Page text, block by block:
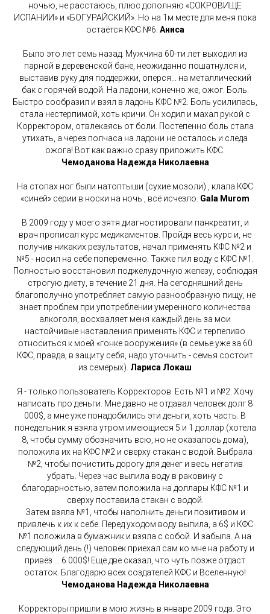
ночью, не расстаюсь, плюс дополняю «СОКРОВИЩЕ
ИСПАНИИ» и «БОГУРАЙСКИЙ». Но на 1м месте для меня пока
остаётся КФС №6. Аниса
Было это лет семь назад. Мужчина 60-ти лет выходил из
парной в деревенской бане, неожиданно пошатнулся и,
выставив руку для поддержки, оперся... на металлический
бак с горячей водой. На ладони, конечно же, ожог. Боль.
Быстро сообразил и взял в ладонь КФС №2. Боль усилилась,
стала нестерпимой, хоть кричи. Он ходил и махал рукой с
Корректором, отвлекаясь от боли. Постепенно боль стала
утихать, а через полчаса на ладони не осталось и следа
ожога! Вот как важно сразу приложить КФС.
Чемоданова Надежда Николаевна
На стопах ног были натоптыши (сухие мозоли) , клала КФС
«синей» серии в носки на ночь , всё исчезло. Gala Murom
В 2009 году у моего зятя диагностировали панкреатит, и
врач прописал курс медикаментов. Пройдя весь курс и, не
получив никаких результатов, начал применять КФС №2 и
№5 - носил на себе попеременно. Также пил воду с КФС №1.
Полностью восстановил поджелудочную железу, соблюдая
строгую диету, в течение 21 дня. На сегодняшний день
благополучно употребляет самую разнообразную пищу, не
знает проблем при употреблении умеренного количества
алкоголя, восхваляет меня каждый день за мои
настойчивые наставления применять КФС и терпеливо
относиться к моей «гонке вооружения» (в семье уже за 60
КФС, правда, в защиту себя, надо уточнить - семья состоит
из семерых). Лариса Локаш
Я - только пользователь Корректоров. Есть №1 и №2. Хочу
написать про деньги. Мне давно не отдавал человек долг 8
000$, а мне уже понадобились эти деньги, хоть часть. В
понедельник я взяла утром имеющиеся 5 и 1 доллар (хотела
8, чтобы сумму обозначить всю, но не оказалось дома),
положила их на КФС №2 и сверху стакан с водой. Выбрала
№2, чтобы почистить дорогу для денег и весь негатив
убрать. Через час вылила воду в раковину с
благодарностью, затем положила на доллары КФС №1 и
сверху поставила стакан с водой.
Затем взяла №1, чтобы наполнить деньги позитивом и
привлечь к их к себе. Перед уходом воду выпила, а 6$ и КФС
№1 положила в бумажник и взяла с собой. И забыла. А на
следующий день (!) человек приехал сам ко мне на работу и
привёз ... 6 000$! Ещё две сказал, что чуть позже отдаст
остаток. Благодарю всех создателей КФС и Вселенную!
Чемоданова Надежда Николаевна
Корректоры пришли в мою жизнь в январе 2009 года. Это